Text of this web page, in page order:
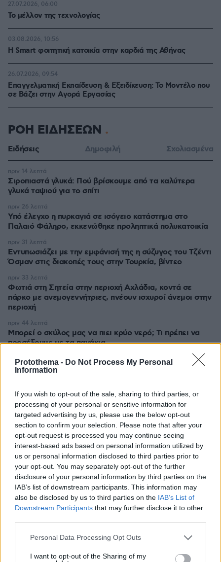
Protothema - Do Not Process My Personal
Information
If you wish to opt-out of the sale, sharing to third parties, or
processing of your personal or sensitive information for
targeted advertising by us, please use the below opt-out
section to confirm your selection. Please note that after your
opt-out request is processed you may continue seeing
interest-based ads based on personal information utilized by
us or personal information disclosed to third parties prior to
your opt-out. You may separately opt-out of the further
disclosure of your personal information by third parties on the
IAB’s list of downstream participants. This information may
also be disclosed by us to third parties on the IAB’s List of
Downstream Participants that may further disclose it to other
Please note that this website/app uses one or more Google
not limited to your visit or usage behaviour. You may click to
Personal Data Processing Opt Outs
I want to opt-out of the Sharing of my
Το μέλλον της τεχνολογίας
27.07.2026, 06:00
Η Smart φοιτητική κατοικία στην καρδιά της Αθήνας
03.08.2026, 10:56
Επαγγελματική Εκπαίδευση & Εξειδίκευση: Το Mοντέλο που
σε Bάζει στην Aγορά Eργασίας
26.07.2026, 09:54
ΡΟΗ ΕΙΔΗΣΕΩΝ
Ειδήσεις Δημοφιλή Σχολιασμένα
Σιροπιαστά γλυκά: Πού βρίσκουμε από τα καλύτερα
γλυκά ταψιού για το σπίτι
πριν 14 λεπτά
Υπό έλεγχο η πυρκαγιά σε ισόγειο κατάστημα στο
Παλαιό Φάληρο, εκκενώθηκε προληπτικά πολυκατοικία
πριν 26 λεπτά
Εντυπωσιάζει με την εμφάνισή της η σύζυγος του Τζέντι
Όσμαν στις διακοπές τους στην Τουρκία, βίντεο
πριν 31 λεπτά
Φωτιά στη Σητεία στην περιοχή Αχλάδια, κοντά σε
πάρκο με ανεμογεννήτριες, πνέουν ισχυροί άνεμοι στην
περιοχή
πριν 33 λεπτά
Μπορεί ο σκύλος μας να πιει κρύο νερό; Τι πρέπει να
προσέξουμε με τα παγάκια
πριν 44 λεπτά
Βάλθηκε να τρελάνει κόσμο ο Καντέρ: Ο Τούρκος
παίξει στο WNBA
πριν 44 λεπτά
Γιατί ο πάγος στα bar είναι τόσο διάφανος ενώ στο σπίτι
θολώνει;
πριν 44 λεπτά
Λεοντίτο Αργιθέας: Στο καφενείο του παπά Χρήστου,
κάτω από τον «Πλάτανο του Καραϊσκάκη»
πριν μία ώρα
Δεύτερη εβδομάδα κερδών στη Wall Street: Νέο ρεκόρ
για τον S&P 500
πριν μία ώρα
Ισπανία επιβάλλει και αυτή έλεγχους στα σύνορα σε
πριν μία ώρα